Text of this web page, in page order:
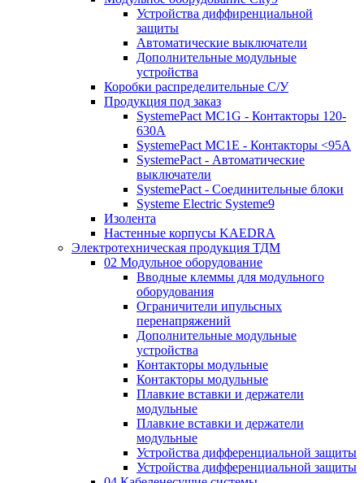
Устройства диффиренциальной
защиты
Автоматические выключатели
Дополнительные модульные
устройства
Коробки распределительные C/У
Продукция под заказ
SystemePact MC1G - Контакторы 120-
630A
SystemePact MC1E - Контакторы <95A
SystemePact - Автоматические
выключатели
SystemePact - Соединительные блоки
Systeme Electric Systeme9
Изолента
Настенные корпусы KAEDRA
Электротехническая продукция ТДМ
02 Модульное оборудование
Вводные клеммы для модульного
оборудования
Ограничители ипульсных
перенапряжений
Дополнительные модульные
устройства
Контакторы модульные
Контакторы модульные
Плавкие вставки и держатели
модульные
Плавкие вставки и держатели
модульные
Устройства дифференциальной защиты
Устройства дифференциальной защиты